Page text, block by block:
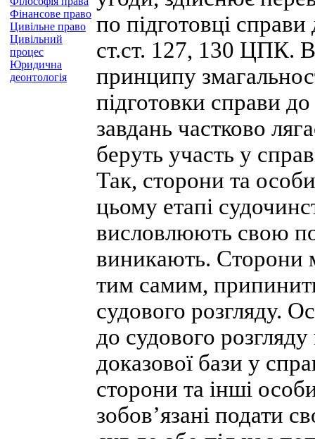
Фінансове право
Цивільне право
Цивільний
процес
Юридична
деонтологія
по підготовці
ст.ст. 127, 130 ЦПК.
принципу
підготовки справи
завдань частково
беруть участь у
Так, сторони та
цьому етапі
висловлюють свою
виникають. Сторони
тим самим,
судового розгляду.
до судового
доказової бази у
сторони та інші
зобов’язані подати